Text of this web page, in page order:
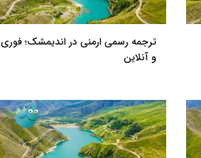
ترجمه رسمی ارمنی در اندیمشک؛ فوری
و آنلاین